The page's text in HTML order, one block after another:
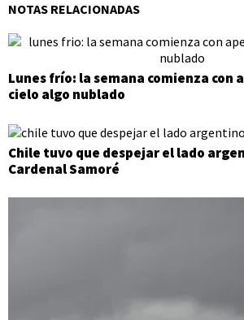
NOTAS RELACIONADAS
Lunes frío: la semana comienza con
cielo algo nublado
Chile tuvo que despejar el lado
Cardenal Samoré